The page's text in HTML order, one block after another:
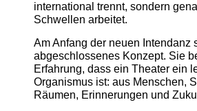
international trennt, sondern
Schwellen arbeitet.
Am Anfang der neuen Intendanz
abgeschlossenes Konzept. Sie
Erfahrung, dass ein Theater ein
Organismus ist: aus Menschen,
Räumen, Erinnerungen und